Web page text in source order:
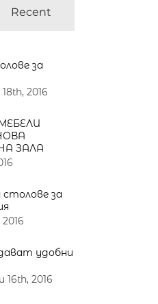
Recent
за
2016
ЗАЛА
за
удобни
2016